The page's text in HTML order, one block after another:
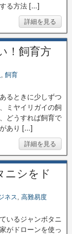
る方法 […]
詳細を見る
！飼育方
, 飼育
るときに少しずつ
ミヤイリガイの飼
どうすれば飼育で
あり […]
詳細を見る
ニシをド
ネス, 高難易度
いるジャンボタニ
がドローンを使っ